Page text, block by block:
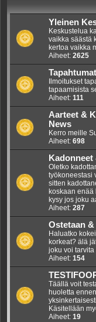
Yleinen
Keskustelua
vaikka säästä
kertoa vaikka
Aiheet: 2625
Ilmoitukset
tapaamisista
Aiheet: 111
Aarteet &
News
Kerro meille
Aiheet: 698
Oletko
työkoneestasi
sitten
koskaan
kysy jos joku
Aiheet: 287
Ostetaan &
Haluatko
korkeat? älä
joku voi tarvita
Aiheet: 154
Täällä voit
huoletta
Käsitellään
Aiheet: 19